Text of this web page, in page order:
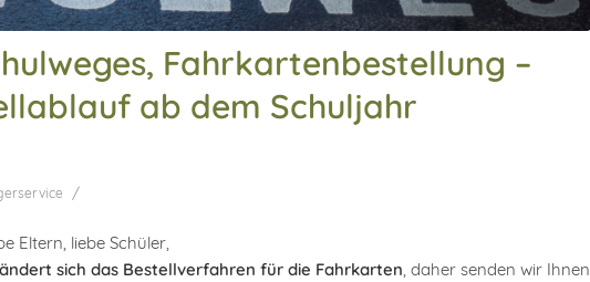
Fahrkartenbestellung –
ab dem Schuljahr
/
Eltern, liebe Schüler,
sich das Bestellverfahren für die Fahrkarten, daher senden wir Ihnen